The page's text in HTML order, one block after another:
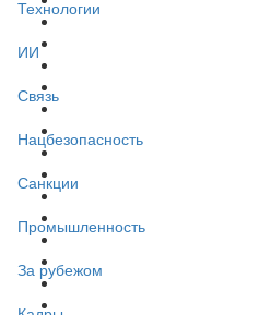
Технологии
ИИ
Связь
Нацбезопасность
Санкции
Промышленность
За рубежом